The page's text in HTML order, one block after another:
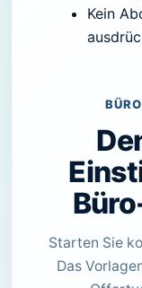
Kein
Starten Sie
Das